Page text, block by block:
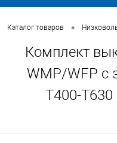
Каталог товаров •
Комплект
WMP/WFP с
T400-